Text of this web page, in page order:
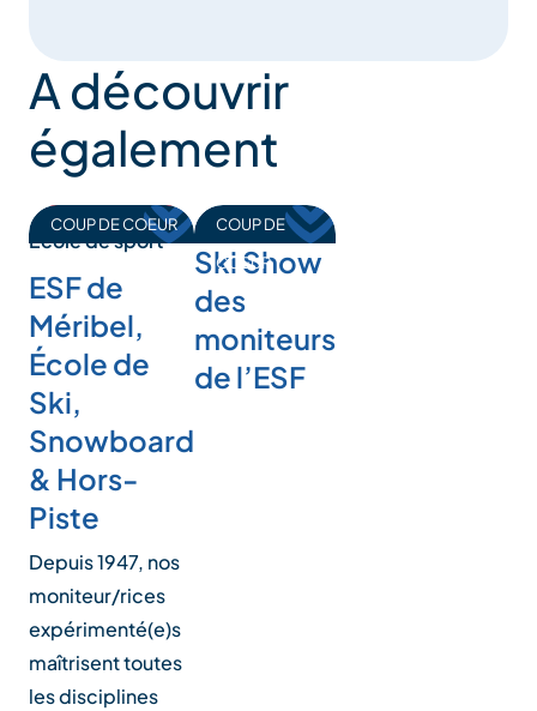
A découvrir
également
COUP DE COEUR
Ecole de sport
ESF de
Méribel,
École de
Ski,
Snowboard
& Hors-
Piste
Depuis 1947, nos
moniteur/rices
expérimenté(e)s
maîtrisent toutes
les disciplines
COUP DE
COEUR
Ski Show
des
moniteurs
de l’ESF